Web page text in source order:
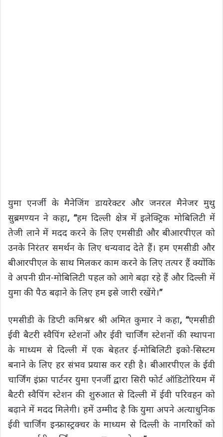
युमा एनर्जी के मैनेजिंग डायरेक्टर और जनरल मैनेजर मुथु
सुब्रमण्यन ने कहा, ‘‘हम दिल्ली क्षेत्र में इलेक्ट्रिक मोबिलिटी में
तेजी लाने में मदद करने के लिए एमसीडी और बीआरपीएल को
उनके निरंतर समर्थन के लिए धन्यवाद देते हैं। हम एमसीडी और
बीआरपीएल के साथ मिलकर काम करने के लिए तत्पर हैं क्योंकि
वे अपनी ग्रीन-मोबिलिटी पहल को आगे बढ़ा रहे हैं और दिल्ली में
युमा की पैठ बढ़ाने के लिए हम इसे जारी रखेंगे।’’
एमसीडी के डिप्टी कमिश्नर श्री अमित कुमार ने कहा, ‘‘एमसीडी
ईवी बैटरी स्वैपिंग स्टेशनों और ईवी चार्जिंग स्टेशनों की स्थापना
के माध्यम से दिल्ली में एक बेहतर ई-मोबिलिटी इको-सिस्टम
बनाने के लिए हर संभव प्रयास कर रही है। बीआरपीएल के ईवी
चार्जिंग इंफ्रा पार्टनर युमा एनर्जी द्वारा सिरी फोर्ट ऑडिटोरियम में
बैटरी स्वैपिंग स्टेशन की शुरुआत से दिल्ली में ईवी परिवहन को
बढ़ाने में मदद मिलेगी। हमें उम्मीद है कि युमा अपने अत्याधुनिक
ईवी चार्जिंग इन्फ्रास्ट्रक्चर के माध्यम से दिल्ली के नागरिकों को